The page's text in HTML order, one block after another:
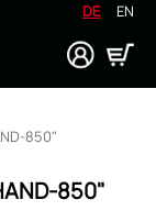
DE EN
850"
850"